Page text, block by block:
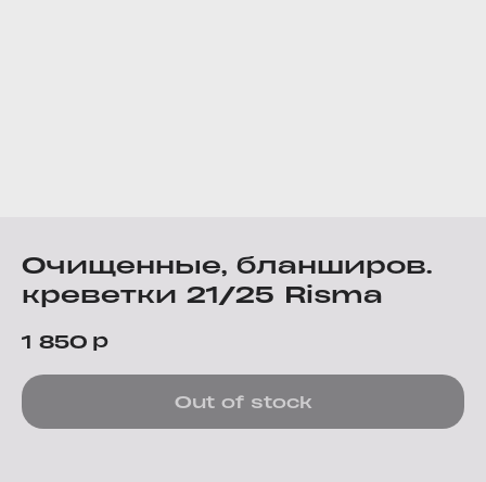
Очищенные, бланширов.
креветки 21/25 Risma
1 850 р
Out of stock